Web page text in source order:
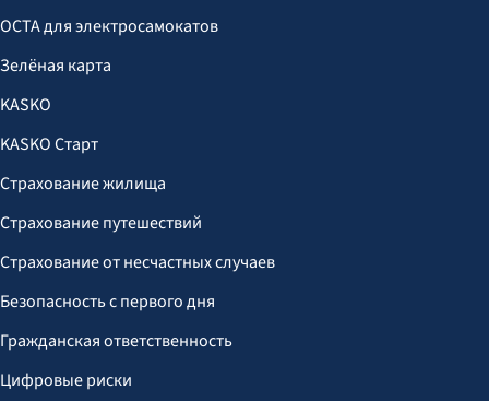
OCTA для электросамокатов
Зелёная карта
KASKO
KASKO Старт
Страхование жилища
Страхование путешествий
Страхование от несчастных случаев
Безопасность с первого дня
Гражданская ответственность
Цифровые риски